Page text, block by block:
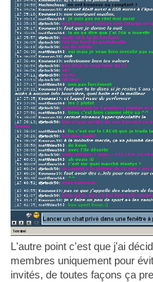
L'autre point c'est que j'ai
membres uniquement pour
invités, de toutes façons ça